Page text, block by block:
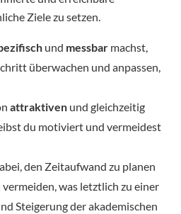
Ziele zu setzen.
und messbar machst,
überwachen und anpassen,
attraktiven und gleichzeitig
du motiviert und vermeidest
den Zeitaufwand zu planen
was letztlich zu einer
Steigerung der akademischen